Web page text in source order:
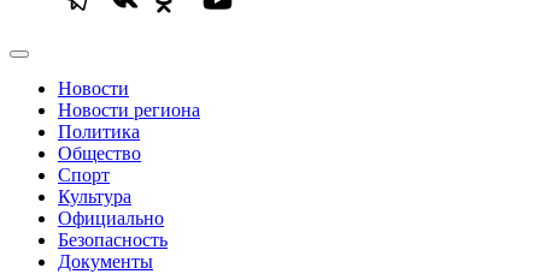
Новости
Новости региона
Политика
Общество
Спорт
Культура
Официально
Безопасность
Документы